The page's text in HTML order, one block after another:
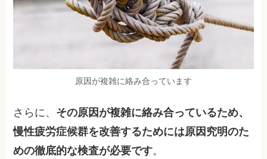
原因が複雑に絡み合っています
さらに、 その原因が複雑に絡み合っているため、
慢性疲労症候群を改善するためには原因究明のた
めの徹底的な検査が必要です。